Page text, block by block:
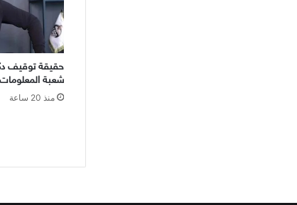
حقيقة توقيف
شعبة المعلومات
منذ 20 ساعة